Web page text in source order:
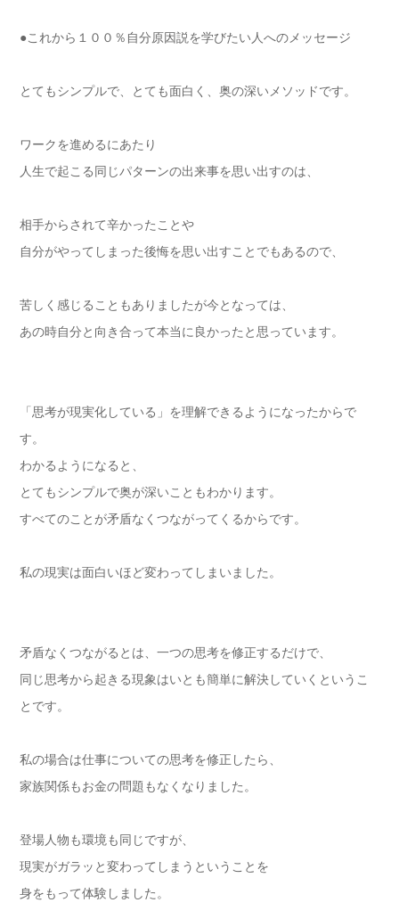
●これから１００％自分原因説を学びたい人へのメッセージ
とてもシンプルで、とても面白く、奥の深いメソッドです。
ワークを進めるにあたり
人生で起こる同じパターンの出来事を思い出すのは、
相手からされて辛かったことや
自分がやってしまった後悔を思い出すことでもあるので、
苦しく感じることもありましたが今となっては、
あの時自分と向き合って本当に良かったと思っています。
「思考が現実化している」を理解できるようになったからで
す。
わかるようになると、
とてもシンプルで奥が深いこともわかります。
すべてのことが矛盾なくつながってくるからです。
私の現実は面白いほど変わってしまいました。
矛盾なくつながるとは、一つの思考を修正するだけで、
同じ思考から起きる現象はいとも簡単に解決していくというこ
とです。
私の場合は仕事についての思考を修正したら、
家族関係もお金の問題もなくなりました。
登場人物も環境も同じですが、
現実がガラッと変わってしまうということを
身をもって体験しました。